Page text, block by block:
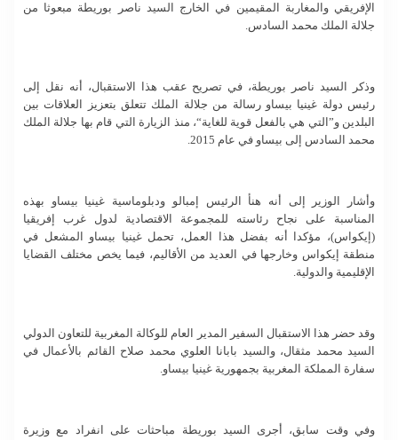
الإفريقي والمغاربة المقيمين في الخارج السيد ناصر بوريطة مبعوثا من
جلالة الملك محمد السادس.
وذكر السيد ناصر بوريطة، في تصريح عقب هذا الاستقبال، أنه نقل إلى
رئيس دولة غينيا بيساو رسالة من جلالة الملك تتعلق بتعزيز العلاقات بين
البلدين و”التي هي بالفعل قوية للغاية“، منذ الزيارة التي قام بها جلالة الملك
محمد السادس إلى بيساو في عام 2015.
وأشار الوزير إلى أنه هنأ الرئيس إمبالو ودبلوماسية غينيا بيساو بهذه
المناسبة على نجاح رئاسته للمجموعة الاقتصادية لدول غرب إفريقيا
(إيكواس)، مؤكدا أنه بفضل هذا العمل، تحمل غينيا بيساو المشعل في
منطقة إيكواس وخارجها في العديد من الأقاليم، فيما يخص مختلف القضايا
الإقليمية والدولية.
وقد حضر هذا الاستقبال السفير المدير العام للوكالة المغربية للتعاون الدولي
السيد محمد مثقال، والسيد بابانا العلوي محمد صلاح القائم بالأعمال في
سفارة المملكة المغربية بجمهورية غينيا بيساو.
وفي وقت سابق، أجرى السيد بوريطة مباحثات على انفراد مع وزيرة